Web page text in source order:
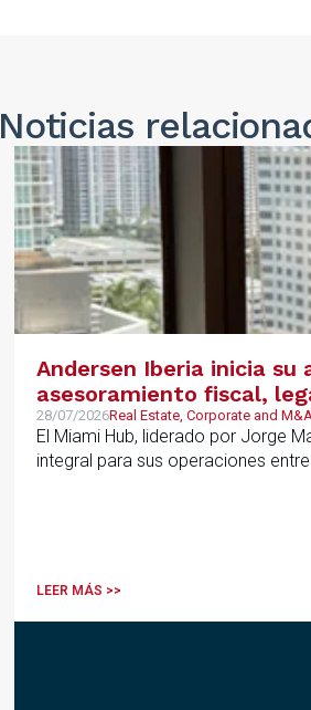
Noticias
Andersen Iberia inicia
asesoramiento fiscal,
28/07/2026Real Estate, Corporate and
El Miami Hub, liderado por Jorge
integral para sus operaciones
LEER MÁS >>